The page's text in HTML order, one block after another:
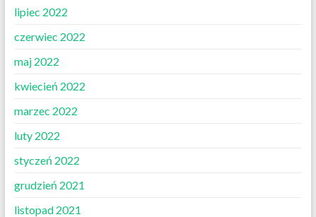
lipiec 2022
czerwiec 2022
maj 2022
kwiecień 2022
marzec 2022
luty 2022
styczeń 2022
grudzień 2021
listopad 2021